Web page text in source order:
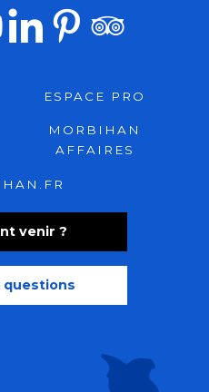
venir ?
questions
ESPACE PRO
MORBIHAN
AFFAIRES